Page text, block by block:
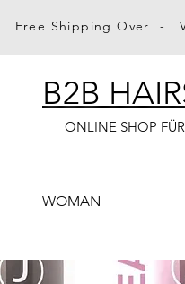
Free Shipping Over -
B2B
ONLINE SHOP
WOMAN